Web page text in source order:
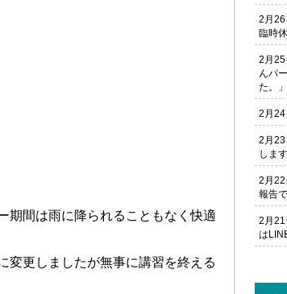
期間は雨に降られることもなく快適
変更しましたが無事に講習を終える
2月26
臨時休
2月25
んパ
た。」
2月24
2月23
します
2月22
報告で
2月21
は